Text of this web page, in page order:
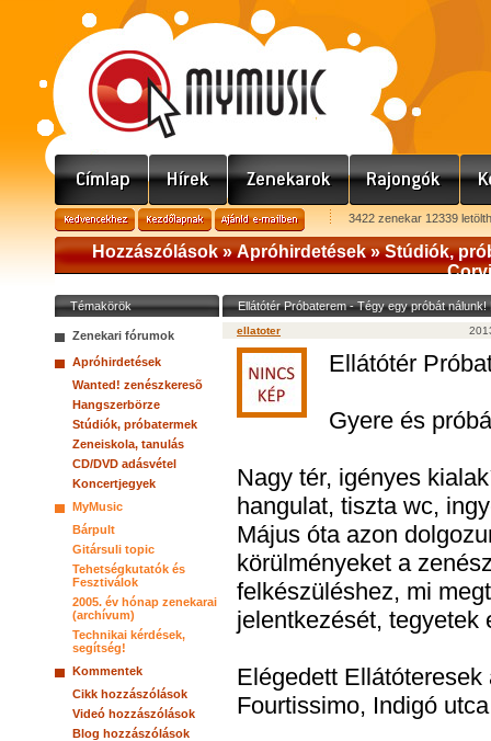
3422 zenekar 12339
Hozzászólások »Apróhirdetések»Stúdiók,
Témakörök
Zenekari fórumok
Apróhirdetések
Wanted! zenészkeresõ
Hangszerbörze
Stúdiók, próbatermek
Zeneiskola, tanulás
CD/DVD adásvétel
Koncertjegyek
MyMusic
Bárpult
Gitársuli topic
Tehetségkutatók és
Fesztiválok
2005. év hónap zenekarai
(archívum)
Technikai kérdések,
segítség!
Kommentek
Cikk hozzászólások
Videó hozzászólások
Blog hozzászólások
Ellátótér Próbaterem - Tégy egy próbát
ellatoter
Ellátótér
Gyere és
Nagy tér, igényes
hangulat, tiszta wc,
Május óta azon
körülményeket a
felkészüléshez, mi
jelentkezését, tegyetek
Elégedett
Fourtissimo, Indigó